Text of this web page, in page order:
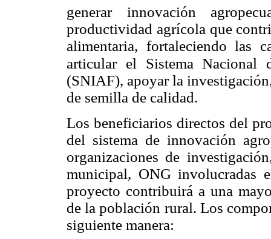
generar innovación
productividad agrícola que
alimentaria, fortaleciendo las
articular el Sistema Nacional
(SNIAF), apoyar la
de semilla de calidad.
Los beneficiarios directos del
del sistema de innovación
organizaciones de
municipal, ONG involucradas
proyecto contribuirá a una
de la población rural. Los
siguiente manera: